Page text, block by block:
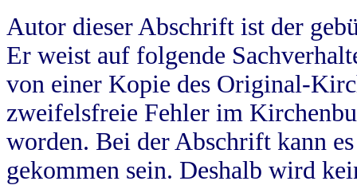
Autor dieser Abschrift ist der
Er weist auf folgende
von einer Kopie des Original-
zweifelsfreie Fehler im
worden. Bei der Abschrift kann
gekommen sein. Deshalb wird